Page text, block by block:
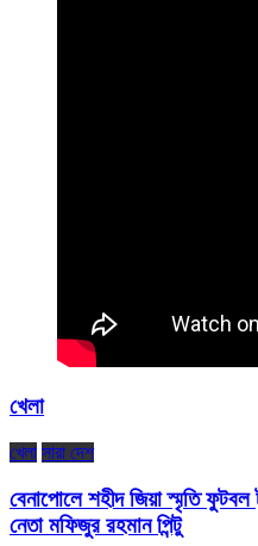
খেলা
খেলা সারা দেশ
বেনাপোলে শহীদ জিয়া স্মৃতি ফুটবল
নেতা মফিজুর রহমান পিন্টু